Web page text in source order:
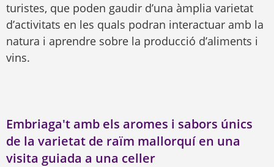
turistes, que poden gaudir d’una àmplia varietat
d’activitats en les quals podran interactuar amb la
natura i aprendre sobre la producció d’aliments i
vins.
Embriaga't amb els aromes i sabors únics
de la varietat de raïm mallorquí en una
visita guiada a una celler